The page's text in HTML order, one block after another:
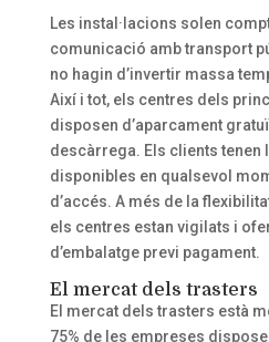
Les instal·lacions solen
comunicació amb transport
no hagin d’invertir massa
Així i tot, els centres dels
disposen d’aparcament
descàrrega. Els clients tenen
disponibles en qualsevol
d’accés. A més de la
els centres estan vigilats i
d’embalatge previ pagament.
El mercat dels trasters
El mercat dels trasters està
75% de les empreses